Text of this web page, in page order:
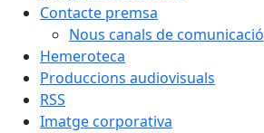
Contacte premsa
Nous canals de comunicació
Hemeroteca
Produccions audiovisuals
RSS
Imatge corporativa